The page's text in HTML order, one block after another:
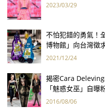
2023/03/29
不怕犯錯的勇氣！
博物館」向台灣徵
2021/12/24
揭密Cara
「魅惑女巫」自曝
2016/08/06